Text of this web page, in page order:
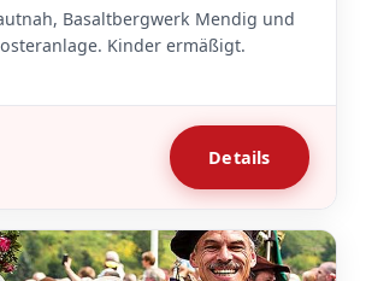
Basaltbergwerk Mendig und
Kinder ermäßigt.
Details